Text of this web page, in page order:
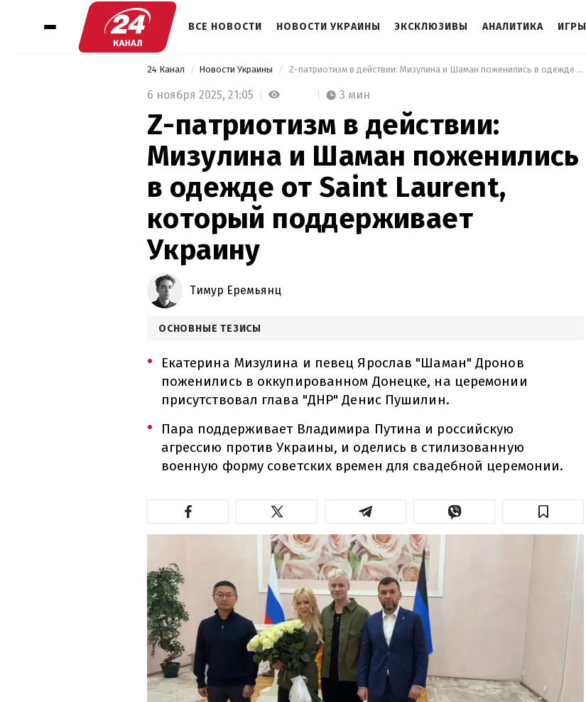
ВСЕ НОВОСТИ НОВОСТИ УКРАИНЫ ЭКСКЛЮЗИВЫ АНАЛИТИКА ИГРЫ
24 Канал Новости Украины Z-патриотизм в действии: Мизулина и Шаман поженились в одежде от Saint Laurent, который поддерживает Украину
6 ноября 2025, 21:05 3 мин
Z-патриотизм в действии:
Мизулина и Шаман поженились
в одежде от Saint Laurent,
который поддерживает
Украину
Тимур Еремьянц
ОСНОВНЫЕ ТЕЗИСЫ
Екатерина Мизулина и певец Ярослав "Шаман" Дронов
поженились в оккупированном Донецке, на церемонии
присутствовал глава "ДНР" Денис Пушилин.
Пара поддерживает Владимира Путина и российскую
агрессию против Украины, и оделись в стилизованную
военную форму советских времен для свадебной церемонии.